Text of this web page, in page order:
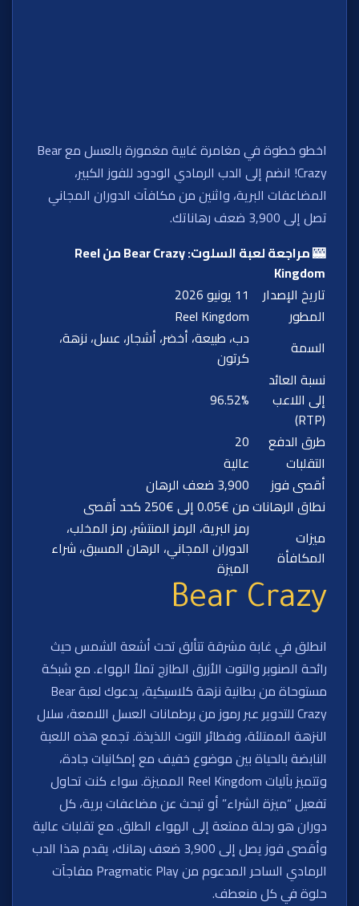
اخطو خطوة في مغامرة غابية مغمورة بالعسل مع Bear
Crazy! انضم إلى الدب الرمادي الودود للفوز الكبير،
المضاعفات البرية، واثنين من مكافآت الدوران المجاني
تصل إلى 3,900 ضعف رهاناتك.
🎰 مراجعة لعبة السلوت: Bear Crazy من Reel
Kingdom
تاريخ الإصدار
11 يونيو 2026
المطور
Reel Kingdom
السمة
دب، طبيعة، أخضر، أشجار، عسل، نزهة،
كرتون
نسبة العائد
إلى اللاعب
(RTP)
96.52%
طرق الدفع
20
التقلبات
عالية
أقصى فوز
3,900 ضعف الرهان
نطاق الرهاناتمن €0.05 إلى €250 كحد أقصى
ميزات
المكافأة
رمز البرية، الرمز المنتشر، رمز المخلب،
الدوران المجاني، الرهان المسبق، شراء
الميزة
Bear Crazy
انطلق في غابة مشرقة تتألق تحت أشعة الشمس حيث
رائحة الصنوبر والتوت الأزرق الطازج تملأ الهواء. مع شبكة
مستوحاة من بطانية نزهة كلاسيكية، يدعوك لعبة Bear
Crazy للتدوير عبر رموز من برطمانات العسل اللامعة، سلال
النزهة الممتلئة، وفطائر التوت اللذيذة. تجمع هذه اللعبة
النابضة بالحياة بين موضوع خفيف مع إمكانيات جادة،
وتتميز بآليات Reel Kingdom المميزة. سواء كنت تحاول
تفعيل “ميزة الشراء” أو تبحث عن مضاعفات برية، كل
دوران هو رحلة ممتعة إلى الهواء الطلق. مع تقلبات عالية
وأقصى فوز يصل إلى 3,900 ضعف رهانك، يقدم هذا الدب
الرمادي الساحر المدعوم من Pragmatic Play مفاجآت
حلوة في كل منعطف.